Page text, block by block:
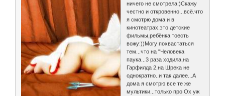
ничего не смотрела:)Скажу
честно и откровенно...всё.что
я смотрю дома и в
кинотеатрах.это детские
фильмы,ребёнка тоесть
вожу:))Могу похвастаться
тем...что на "Человека
паука...3 раза ходила,на
Гарфилда 2,на Шрека не
однократно..и так далее...А
дома я смотрю все те же
мультики...только про Ох уж